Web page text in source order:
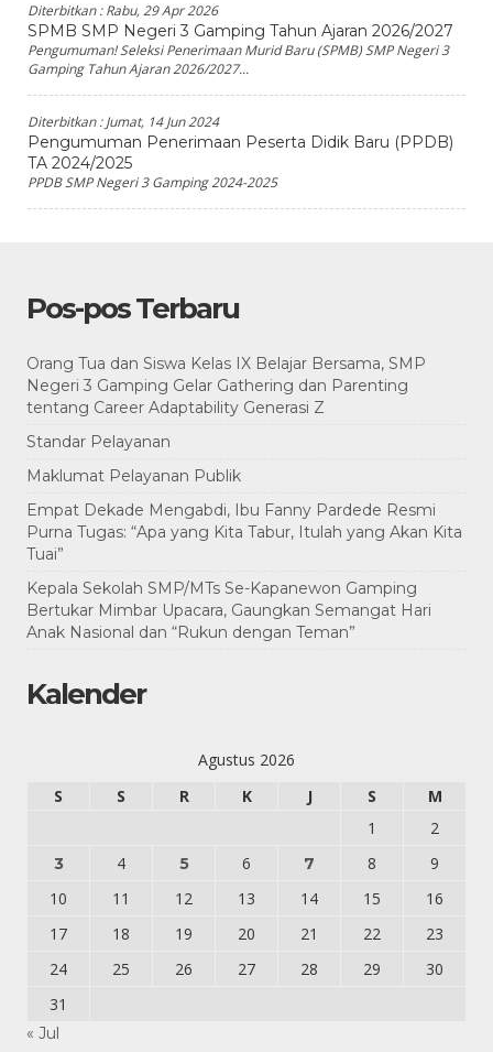
Diterbitkan :Rabu, 29 Apr 2026
SPMB SMP Negeri 3 Gamping Tahun Ajaran 2026/2027
Pengumuman! Seleksi Penerimaan Murid Baru (SPMB) SMP Negeri 3
Gamping Tahun Ajaran 2026/2027...
Diterbitkan :Jumat, 14 Jun 2024
Pengumuman Penerimaan Peserta Didik Baru (PPDB)
TA 2024/2025
PPDB SMP Negeri 3 Gamping 2024-2025
Pos-pos Terbaru
Orang Tua dan Siswa Kelas IX Belajar Bersama, SMP
Negeri 3 Gamping Gelar Gathering dan Parenting
tentang Career Adaptability Generasi Z
Standar Pelayanan
Maklumat Pelayanan Publik
Empat Dekade Mengabdi, Ibu Fanny Pardede Resmi
Purna Tugas: “Apa yang Kita Tabur, Itulah yang Akan Kita
Tuai”
Kepala Sekolah SMP/MTs Se-Kapanewon Gamping
Bertukar Mimbar Upacara, Gaungkan Semangat Hari
Anak Nasional dan “Rukun dengan Teman”
Kalender
Agustus 2026
S
S R K J S
M
1
2
3 4 5 6 7 8
9
10
11 12 13 14 15
16
17
18 19 20 21 22
23
24
25 26 27 28 29
30
31
« Jul